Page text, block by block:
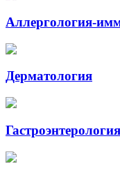
Аллергология-
Дерматология
Гастроэнтерология